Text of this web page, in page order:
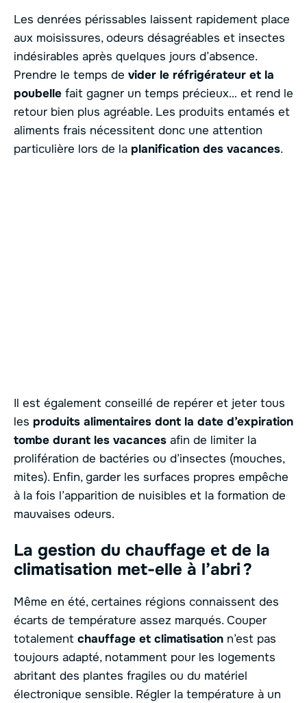
Les denrées périssables laissent rapidement place
aux moisissures, odeurs désagréables et insectes
indésirables après quelques jours d’absence.
Prendre le temps de vider le réfrigérateur et la
poubelle fait gagner un temps précieux… et rend le
retour bien plus agréable. Les produits entamés et
aliments frais nécessitent donc une attention
particulière lors de la planification des vacances.
Il est également conseillé de repérer et jeter tous
les produits alimentaires dont la date d’expiration
tombe durant les vacances afin de limiter la
prolifération de bactéries ou d’insectes (mouches,
mites). Enfin, garder les surfaces propres empêche
à la fois l’apparition de nuisibles et la formation de
mauvaises odeurs.
La gestion du chauffage et de la
climatisation met-elle à l’abri ?
Même en été, certaines régions connaissent des
écarts de température assez marqués. Couper
totalement chauffage et climatisation n’est pas
toujours adapté, notamment pour les logements
abritant des plantes fragiles ou du matériel
électronique sensible. Régler la température à un